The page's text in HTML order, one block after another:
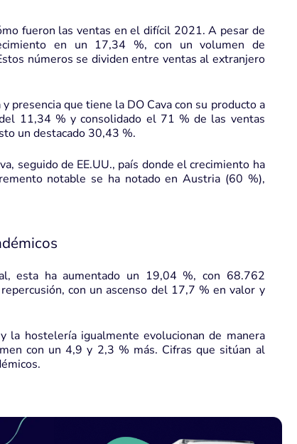
fueron las ventas en el difícil 2021. A pesar de
en un 17,34 %, con un volumen de
números se dividen entre ventas al extranjero
presencia que tiene la DO Cava con su producto a
11,34 % y consolidado el 71 % de las ventas
un destacado 30,43 %.
seguido de EE.UU., país donde el crecimiento ha
notable se ha notado en Austria (60 %),
esta ha aumentado un 19,04 %, con 68.762
con un ascenso del 17,7 % en valor y
la hostelería igualmente evolucionan de manera
con un 4,9 y 2,3 % más. Cifras que sitúan al